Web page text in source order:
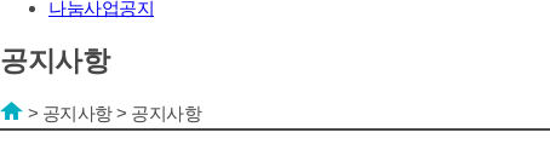
나눔사업공지
공지사항
> 공지사항> 공지사항